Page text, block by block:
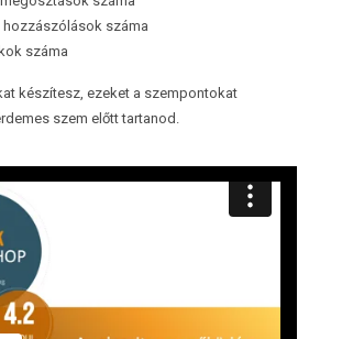
hozzászólások száma
száma
készítesz, ezeket a szempontokat
szem előtt tartanod.